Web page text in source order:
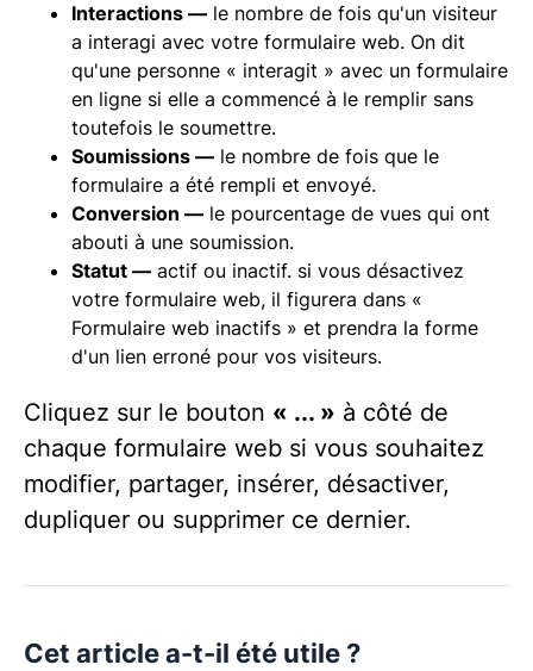
Interactions — le nombre de fois qu'un visiteur
a interagi avec votre formulaire web. On dit
qu'une personne « interagit » avec un formulaire
en ligne si elle a commencé à le remplir sans
toutefois le soumettre.
Soumissions — le nombre de fois que le
formulaire a été rempli et envoyé.
Conversion — le pourcentage de vues qui ont
abouti à une soumission.
Statut — actif ou inactif. si vous désactivez
votre formulaire web, il figurera dans «
Formulaire web inactifs » et prendra la forme
d'un lien erroné pour vos visiteurs.
Cliquez sur le bouton « ... » à côté de
chaque formulaire web si vous souhaitez
modifier, partager, insérer, désactiver,
dupliquer ou supprimer ce dernier.
Cet article a-t-il été utile ?